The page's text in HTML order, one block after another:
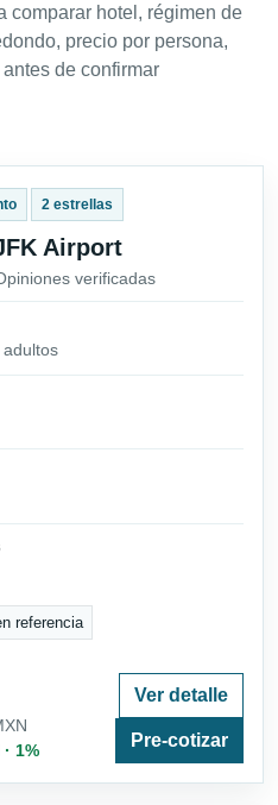
comparar hotel, régimen de
precio por persona,
de confirmar
2 estrellas
Airport
verificadas
adultos
referencia
1%
Ver detalle
Pre-cotizar